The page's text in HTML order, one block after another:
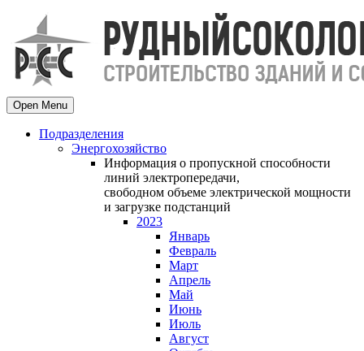
Open Menu
Подразделения
Энергохозяйство
Информация о пропускной способности
линий электропередачи,
свободном объеме электрической мощности
и загрузке подстанций
2023
Январь
Февраль
Март
Апрель
Май
Июнь
Июль
Август